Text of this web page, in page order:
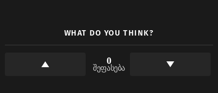
WHAT DO YOU THINK?
0
შეფასება